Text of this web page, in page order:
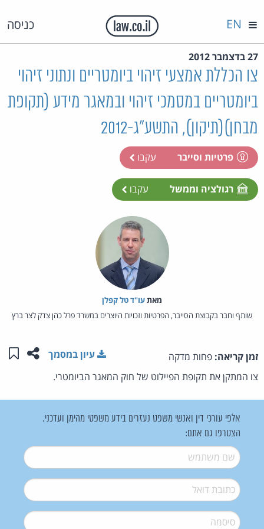
כניסה EN
27 בדצמבר 2012
צו הכללת אמצעי זיהוי ביומטריים ונתוני זיהוי
ביומטריים במסמכי זיהוי ובמאגר מידע (תקופת
מבחן)(תיקון), התשע"ג-2012
פרטיות וסייבר עקבו
רגולציה וממשל עקבו
מאת‏עו"ד טל קפלן
שותף וחבר בקבוצת הסייבר, הפרטיות וזכויות היוצרים במשרד פרל כהן צדק לצר ברץ
זמן קריאה: פחות מדקה שתפו
עיון במסמך
צו המתקן את תקופת הפיילוט של חוק המאגר הביומטרי.
אלפי עורכי דין ואנשי משפט נעזרים בידע משפטי מהימן ועדכני.
הצטרפו גם אתם:
שם משתמש*
דואל*
סיסמה*